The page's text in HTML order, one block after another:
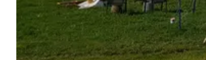
Contacto
Select language